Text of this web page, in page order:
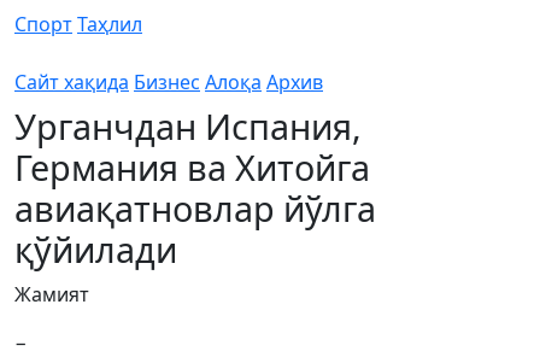
СпортТаҳлил
Сайт хақида Бизнес Алоқа Архив
Урганчдан Испания,
Германия ва Хитойга
авиақатновлар йўлга
қўйилади
Жамият
−